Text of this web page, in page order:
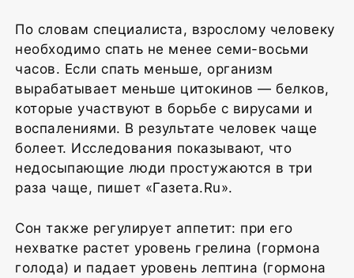
По словам специалиста, взрослому человеку
необходимо спать не менее семи-восьми
часов. Если спать меньше, организм
вырабатывает меньше цитокинов — белков,
которые участвуют в борьбе с вирусами и
воспалениями. В результате человек чаще
болеет. Исследования показывают, что
недосыпающие люди простужаются в три
раза чаще, пишет «Газета.Ru».
Сон также регулирует аппетит: при его
нехватке растет уровень грелина (гормона
голода) и падает уровень лептина (гормона